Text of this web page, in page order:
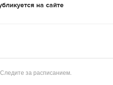
на сайте
за расписанием.